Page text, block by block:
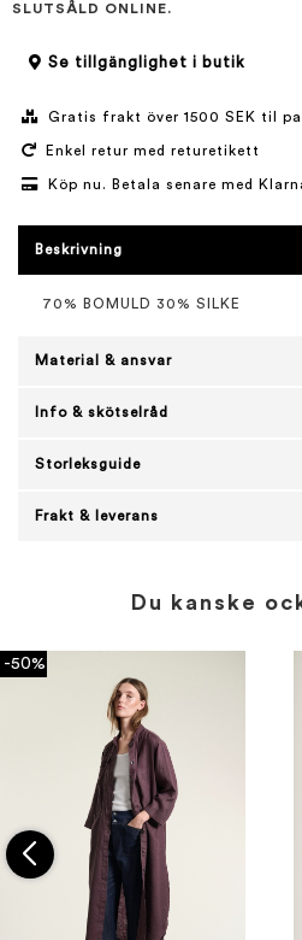
SLUTSÅLD ONLINE.
Se tillgänglighet i butik
Gratis frakt över 1500 SEK til
Enkel retur med returetikett
Köp nu. Betala senare med
Beskrivning
70% BOMULD 30% SILKE
Material & ansvar
Info & skötselråd
Storleksguide
Frakt & leverans
Du kanske
-50%